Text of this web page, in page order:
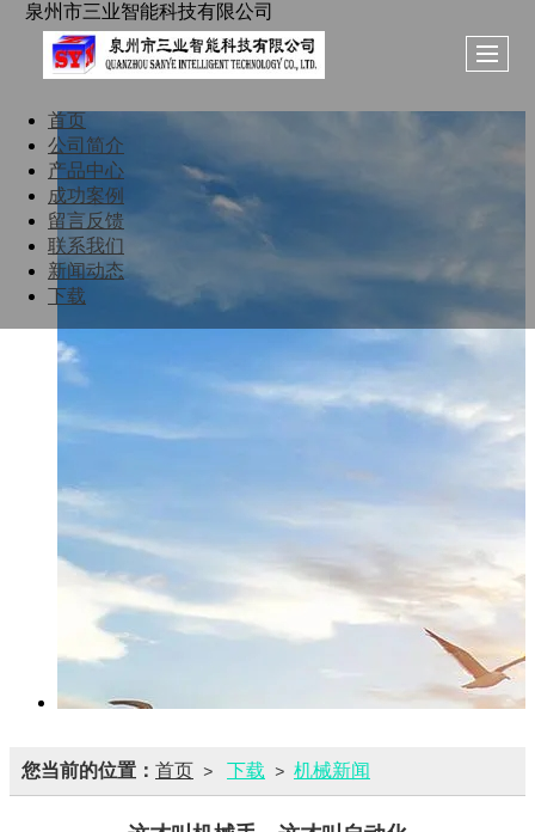
泉州市三业智能科技有限公司
首页
公司简介
产品中心
成功案例
留言反馈
联系我们
新闻动态
下载
您当前的位置： 首页 > 下载 > 机械新闻